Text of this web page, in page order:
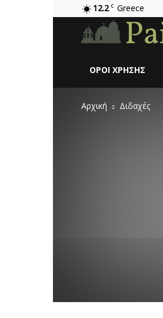
12.2 C Greece
ΌΡΟΙ ΧΡΉΣΗΣ
Αρχική Διδαχές